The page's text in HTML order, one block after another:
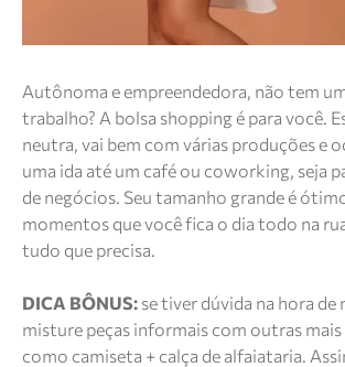
Autônoma e empreendedora, não tem
trabalho? A bolsa shopping é para você.
neutra, vai bem com várias produções e
uma ida até um café ou coworking, seja
de negócios. Seu tamanho grande é
momentos que você fica o dia todo na
tudo que precisa.
DICA BÔNUS: se tiver dúvida na hora
misture peças informais com outras
como camiseta + calça de alfaiataria.